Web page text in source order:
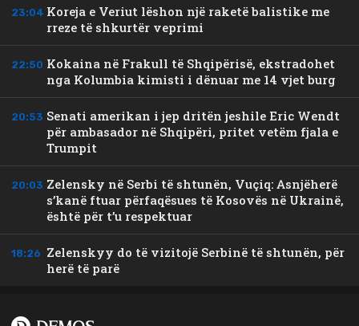
23:04 Koreja e Veriut lëshon një raketë balistike me
rreze të shkurtër veprimi
22:50 Kokaina në Frakull të Shqipërisë, ekstradohet
nga Kolumbia kimisti i dënuar me 14 vjet burg
20:53 Senati amerikan i jep dritën jeshile Eric Wendt
për ambasador në Shqipëri, pritet vetëm fjala e
Trumpit
20:03 Zelensky në Serbi të shtunën, Vuçiq: Asnjëherë
s’kanë ftuar përfaqësues të Kosovës në Ukrainë,
është për t’u respektuar
18:26 Zelenskyy do të vizitojë Serbinë të shtunën, për
herë të parë